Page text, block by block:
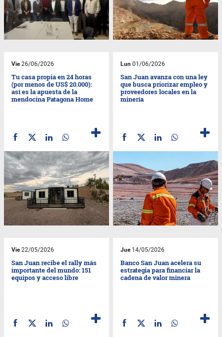
Vie26/06/2026
Tu casa propia en 24 horas
(por menos de US$ 20.000):
así es la apuesta de la
mendocina Patagona Home
Lun 01/06/2026
San Juan avanza con una ley
que busca priorizar empleo y
proveedores locales en la
minería
Vie22/05/2026
San Juan recibe el rally más
importante del mundo: 151
equipos y acceso libre
Jue14/05/2026
Banco San Juan acelera su
estrategia para financiar la
cadena de valor minera